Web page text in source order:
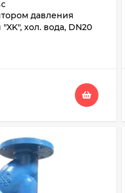
давления
хол. вода, DN20